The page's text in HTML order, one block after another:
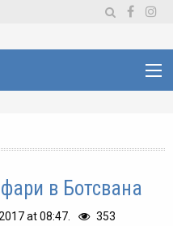
в Ботсвана
at 08:47. 353